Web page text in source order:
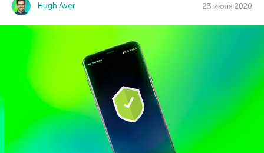
Hugh Aver 23 июля 2020